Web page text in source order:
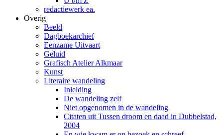
redactiewerk ea.
Overig
Beeld
Dagboekarchief
Eenzame Uitvaart
Geluid
Grafisch Atelier Alkmaar
Kunst
Literaire wandeling
Inleiding
De wandeling zelf
Niet opgenomen in de wandeling
Citaten uit Tussen droom en daad in Dubbelstad,
2004